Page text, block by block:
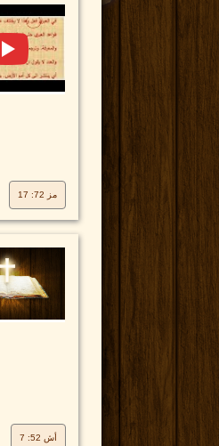
مز 72: 17
أش 52: 7